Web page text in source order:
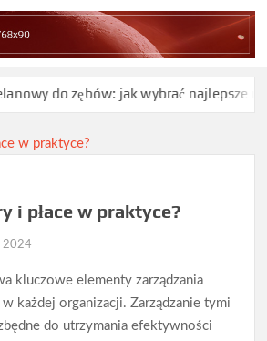
do zębów: jak wybrać najlepsze
i płace w praktyce?
2024
kluczowe elementy zarządzania
każdej organizacji. Zarządzanie tymi
do utrzymania efektywności